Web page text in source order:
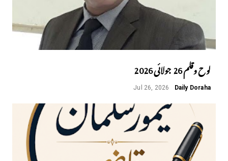
لوح وقلم 26 جولائی 2026
Daily Doraha
Jul 26, 2026